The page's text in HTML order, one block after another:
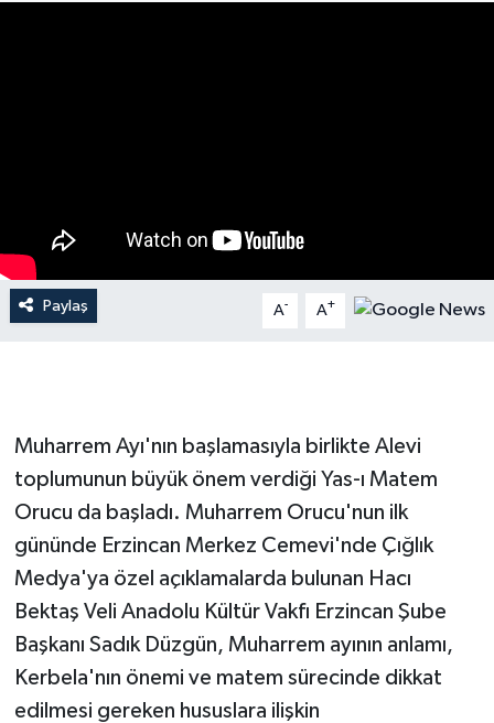
Paylaş A- A+
Muharrem Ayı'nın başlamasıyla birlikte Alevi
toplumunun büyük önem verdiği Yas-ı Matem
Orucu da başladı. Muharrem Orucu'nun ilk
gününde Erzincan Merkez Cemevi'nde Çığlık
Medya'ya özel açıklamalarda bulunan Hacı
Bektaş Veli Anadolu Kültür Vakfı Erzincan Şube
Başkanı Sadık Düzgün, Muharrem ayının anlamı,
Kerbela'nın önemi ve matem sürecinde dikkat
edilmesi gereken hususlara ilişkin